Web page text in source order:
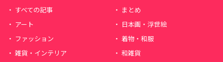
すべての記事
まとめ
アート
日本画・浮世絵
ファッション
着物・和服
雑貨・インテリア
和雑貨